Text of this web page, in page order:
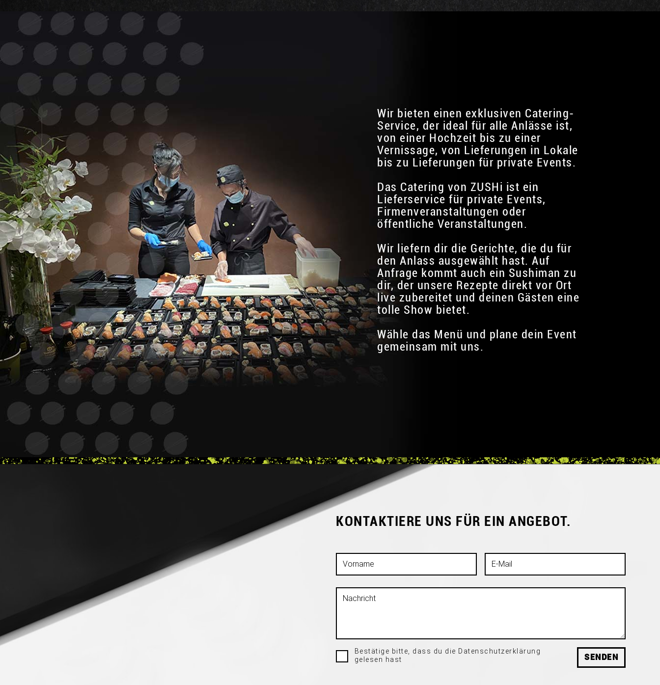
Wir bieten einen exklusiven Catering-
Service, der ideal für alle Anlässe ist,
von einer Hochzeit bis zu einer
Vernissage, von Lieferungen in Lokale
bis zu Lieferungen für private Events.
Das Catering von ZUSHi ist ein
Lieferservice für private Events,
Firmenveranstaltungen oder
öffentliche Veranstaltungen.
Wir liefern dir die Gerichte, die du für
den Anlass ausgewählt hast. Auf
Anfrage kommt auch ein Sushiman zu
dir, der unsere Rezepte direkt vor Ort
live zubereitet und deinen Gästen eine
tolle Show bietet.
Wähle das Menü und plane dein Event
gemeinsam mit uns.
KONTAKTIERE UNS FÜR EIN ANGEBOT.
Bestätige bitte, dass du die Datenschutzerklärung
gelesen hast
SENDEN